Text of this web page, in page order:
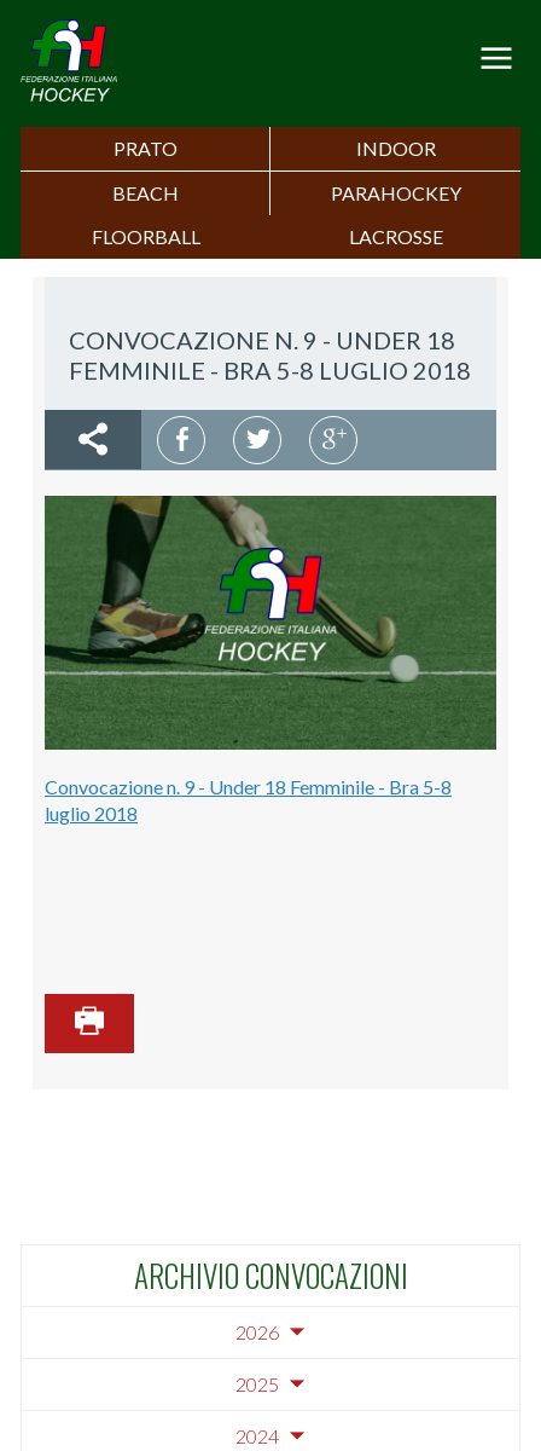
PRATO
INDOOR
BEACH
PARAHOCKEY
FLOORBALL
LACROSSE
CONVOCAZIONE N. 9 - UNDER 18
FEMMINILE - BRA 5-8 LUGLIO 2018
Convocazione n. 9 - Under 18 Femminile - Bra 5-8
luglio 2018
ARCHIVIO CONVOCAZIONI
2026
2025
2024